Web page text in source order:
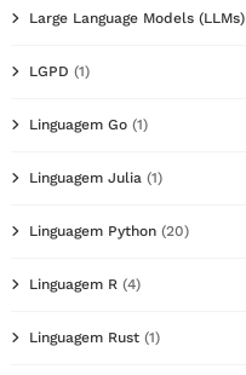
Large Language Models (LLMs)
LGPD (1)
Linguagem Go (1)
Linguagem Julia (1)
Linguagem Python (20)
Linguagem R (4)
Linguagem Rust (1)